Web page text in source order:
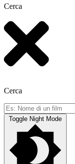
Cerca
Cerca
Toggle Night Mode